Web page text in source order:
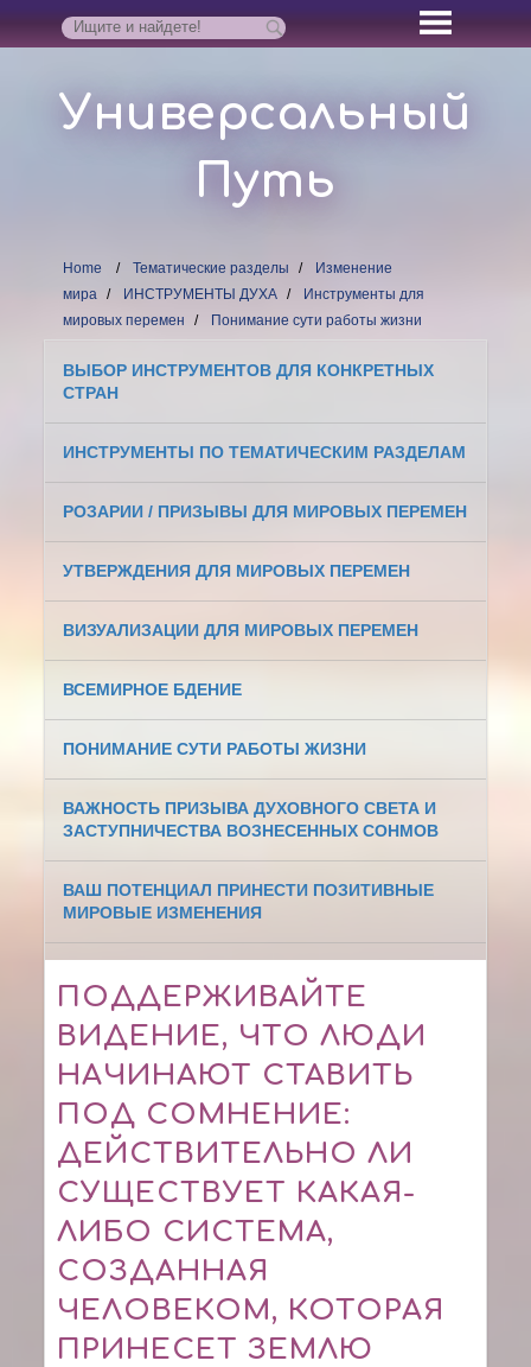
Универсальный
Путь
Home Тематические разделы
Изменение
мира
ИНСТРУМЕНТЫ ДУХА
Инструменты для
мировых перемен
Понимание сути работы жизни
ВЫБОР ИНСТРУМЕНТОВ ДЛЯ КОНКРЕТНЫХ
СТРАН
ИНСТРУМЕНТЫ ПО ТЕМАТИЧЕСКИМ РАЗДЕЛАМ
РОЗАРИИ / ПРИЗЫВЫ ДЛЯ МИРОВЫХ ПЕРЕМЕН
УТВЕРЖДЕНИЯ ДЛЯ МИРОВЫХ ПЕРЕМЕН
ВИЗУАЛИЗАЦИИ ДЛЯ МИРОВЫХ ПЕРЕМЕН
ВСЕМИРНОЕ БДЕНИЕ
ПОНИМАНИЕ СУТИ РАБОТЫ ЖИЗНИ
ВАЖНОСТЬ ПРИЗЫВА ДУХОВНОГО СВЕТА И
ЗАСТУПНИЧЕСТВА ВОЗНЕСЕННЫХ СОНМОВ
ВАШ ПОТЕНЦИАЛ ПРИНЕСТИ ПОЗИТИВНЫЕ
МИРОВЫЕ ИЗМЕНЕНИЯ
ПОДДЕРЖИВАЙТЕ
ВИДЕНИЕ, ЧТО ЛЮДИ
НАЧИНАЮТ СТАВИТЬ
ПОД СОМНЕНИЕ:
ДЕЙСТВИТЕЛЬНО ЛИ
СУЩЕСТВУЕТ КАКАЯ-
ЛИБО СИСТЕМА,
СОЗДАННАЯ
ЧЕЛОВЕКОМ, КОТОРАЯ
ПРИНЕСЕТ ЗЕМЛЮ